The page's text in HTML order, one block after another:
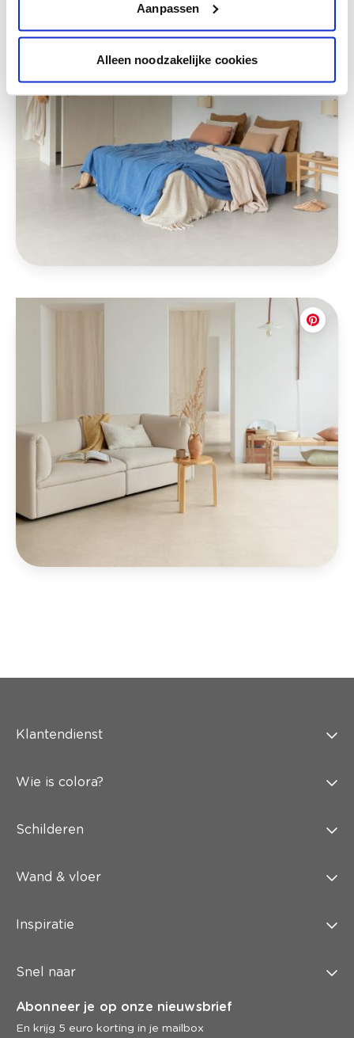
Aanpassen
Alleen noodzakelijke cookies
Klantendienst
Wie is colora?
Schilderen
Wand & vloer
Inspiratie
Snel naar
Abonneer je op onze nieuwsbrief
En krijg 5 euro korting in je mailbox